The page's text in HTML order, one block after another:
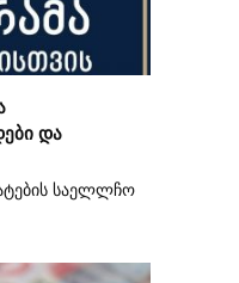
და
საელლჩო